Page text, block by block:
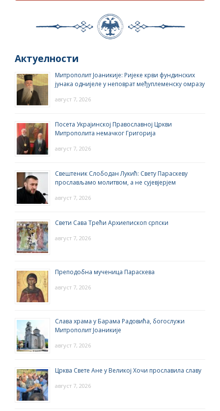
Актуелности
Митрополит Јоаникије: Ријеке крви фундинских
јунака однијеле у неповрат међуплеменску омразу
август 7, 2026
Посета Украјинској Православној Цркви
Митрополита немачког Григорија
август 7, 2026
Свештеник Слободан Лукић: Свету Параскеву
прослављамо молитвом, а не сујевјерјем
август 7, 2026
Свети Сава Трећи Архиепископ српски
август 7, 2026
Преподобна мученица Параскева
август 7, 2026
Слава храма у Барама Радовића, богослужи
Митрополит Јоаникије
август 7, 2026
Црква Свете Ане у Великој Хочи прославила славу
август 7, 2026